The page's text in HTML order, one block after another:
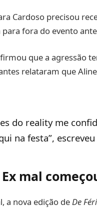
Cardoso precisou
fora do evento
que a agressão
relataram que
do reality me
na festa”,
mal
a nova edição deDe